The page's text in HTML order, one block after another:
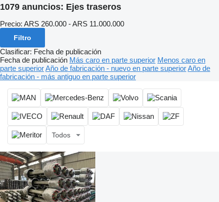
1079 anuncios: Ejes traseros
Precio: ARS 260.000 - ARS 11.000.000
Filtro
Clasificar: Fecha de publicación
Fecha de publicación Más caro en parte superior Menos caro en
parte superiorAño de fabricación - nuevo en parte superiorAño de
fabricación - más antiguo en parte superior
Todos